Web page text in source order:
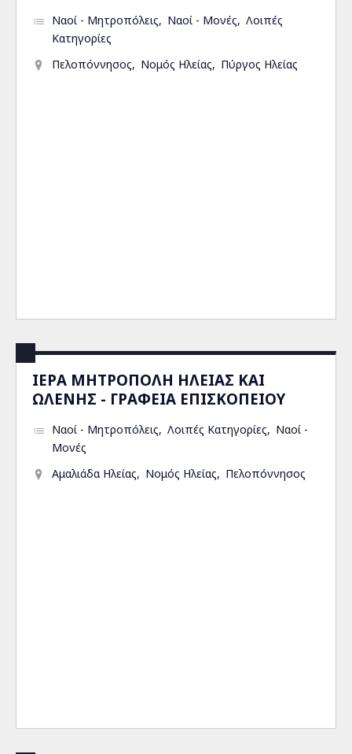
Ναοί - Μητροπόλεις Ναοί - Μονές
Λοιπές
Κατηγορίες
Πελοπόννησος
Νομός Ηλείας Πύργος Ηλείας
ΙΕΡΑ ΜΗΤΡΟΠΟΛΗ ΗΛΕΙΑΣ ΚΑΙ
ΩΛΕΝΗΣ - ΓΡΑΦΕΙΑ ΕΠΙΣΚΟΠΕΙΟΥ
Ναοί - Μητροπόλεις Λοιπές Κατηγορίες
Ναοί -
Μονές
Αμαλιάδα Ηλείας
Νομός Ηλείας Πελοπόννησος